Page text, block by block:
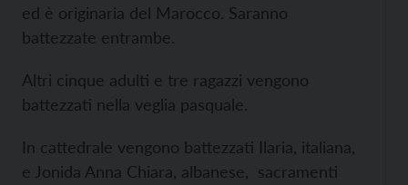
ed è originaria del Marocco. Saranno
battezzate entrambe.
Altri cinque adulti e tre ragazzi vengono
battezzati nella veglia pasquale.
In cattedrale vengono battezzati Ilaria, italiana,
e Jonida Anna Chiara, albanese, sacramenti